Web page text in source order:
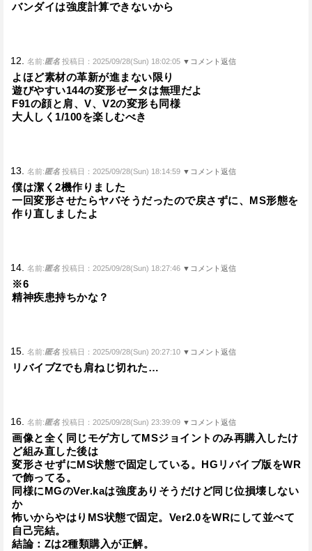
バンダイは強度計算できないから
12. 名前:匿名 投稿日：2025/09/28(Sun) 18:02:05 ▼コメント返信
よほど素材の革新が進まない限り
遊びやすい144の変形ゼータは無理だよ
F91の顔と肩、V、V2の変形も同様
大人しく1/100を楽しむべき
13. 名前:匿名 投稿日：2025/09/28(Sun) 18:14:59 ▼コメント返信
僕は潔く2機作りました
一回変形させたらヤバそうだったので戻さずに、MS形態を
作り直しましたよ
14. 名前:匿名 投稿日：2025/09/28(Sun) 18:27:46 ▼コメント返信
※6
精神疾患持ちかな？
15. 名前:匿名 投稿日：2025/09/28(Sun) 20:27:10 ▼コメント返信
リバイブZでも肩ねじ切れた…
16. 名前:匿名 投稿日：2025/09/28(Sun) 23:39:09 ▼コメント返信
画像と全く同じモゲ方してMSジョイントのみ再購入したけ
ど組み直した後は
変形させずにMS状態で固定している。HGリバイブ版をWR
で飾ってる。
同様にMGのVer.kaは強度ありそうだけど同じ位損壊しない
か
怖いからやはりMS状態で固定。Ver2.0をWRにして並べて
自己完結。
結論：Zは2種類購入が正解。